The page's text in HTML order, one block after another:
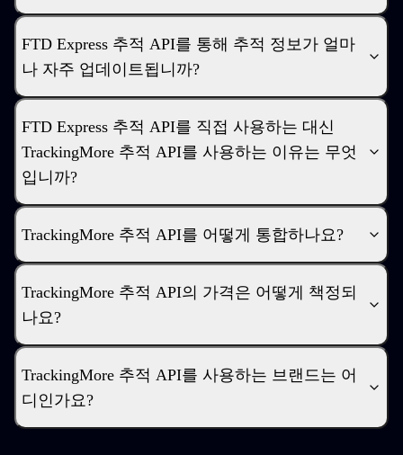
FTD Express 추적 API를 통해 추적 정보가 얼마
나 자주 업데이트됩니까?
FTD Express 추적 API를 직접 사용하는 대신
TrackingMore 추적 API를 사용하는 이유는 무엇
입니까?
TrackingMore 추적 API를 어떻게 통합하나요?
TrackingMore 추적 API의 가격은 어떻게 책정되
나요?
TrackingMore 추적 API를 사용하는 브랜드는 어
디인가요?